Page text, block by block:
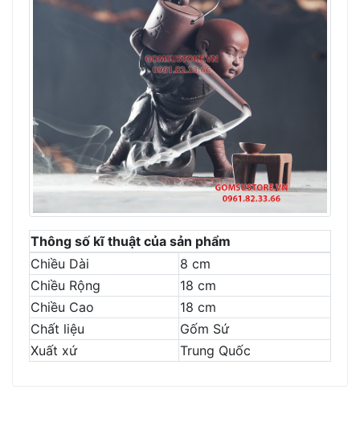
Thông số kĩ thuật của sản phẩm
Chiều Dài
8 cm
Chiều Rộng
18 cm
Chiều Cao
18 cm
Chất liệu
Gốm Sứ
Xuất xứ
Trung Quốc